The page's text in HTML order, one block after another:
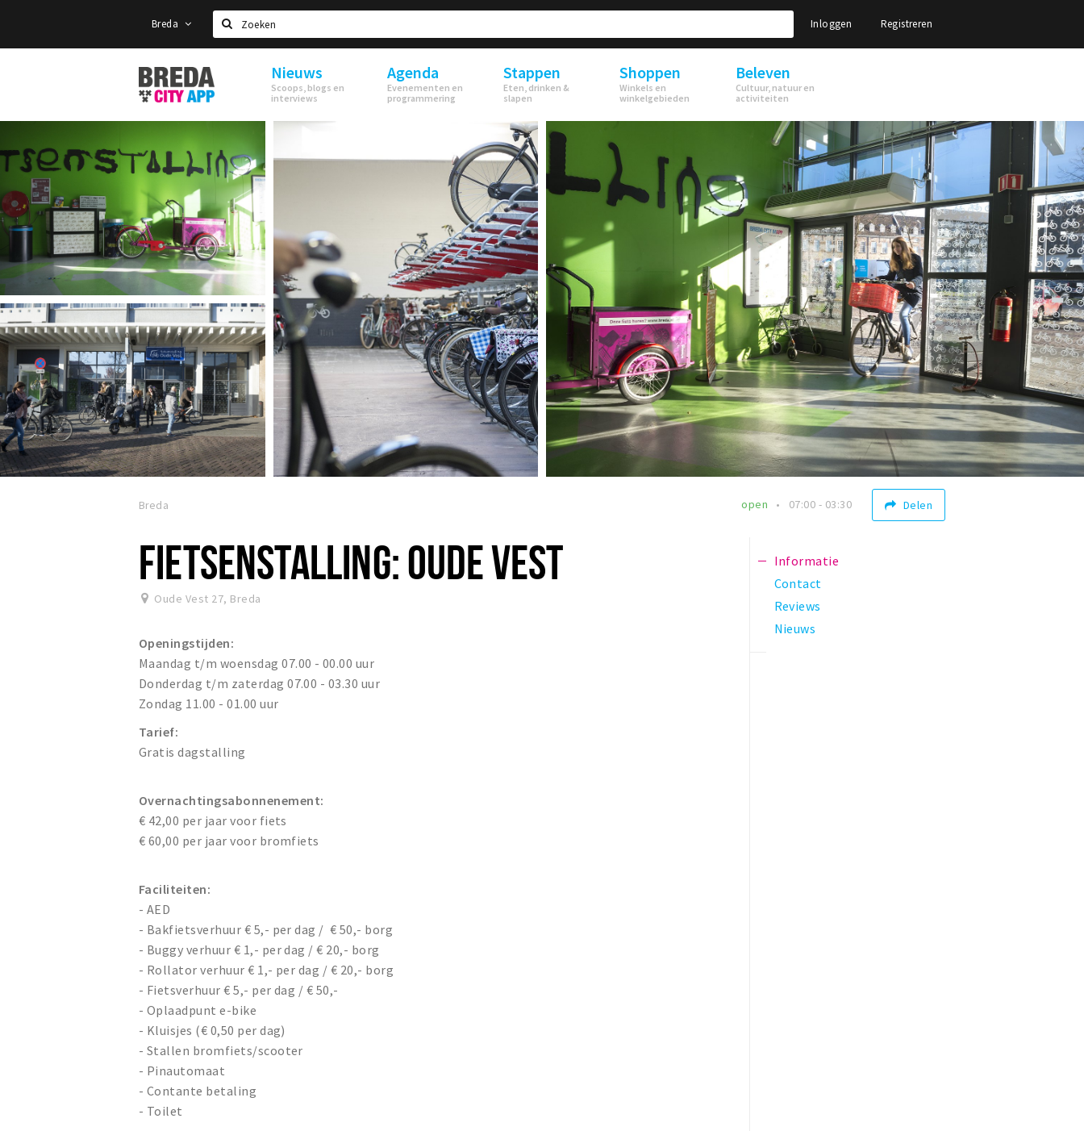
Breda
Zoeken
Inloggen Registreren
Stappen
&
Shoppen
Breda
Nieuws
Scoops, blogs en
interviews
Agenda
Evenementen en
programmering
Stappen
Eten, drinken &
slapen
Shoppen
Winkels en
winkelgebieden
Beleven
Cultuur, natuur en
activiteiten
Breda Delen
open 07:00 - 03:30
FIETSENSTALLING: OUDE VEST
Oude Vest 27, Breda
Openingstijden:
Maandag t/m woensdag 07.00 - 00.00 uur
Donderdag t/m zaterdag 07.00 - 03.30 uur
Zondag 11.00 - 01.00 uur
Tarief:
Gratis dagstalling
Overnachtingsabonnenement:
€ 42,00 per jaar voor fiets
€ 60,00 per jaar voor bromfiets
Faciliteiten:
- AED
- Bakfietsverhuur € 5,- per dag / € 50,- borg
- Buggy verhuur € 1,- per dag / € 20,- borg
- Rollator verhuur € 1,- per dag / € 20,- borg
- Fietsverhuur € 5,- per dag / € 50,-
- Oplaadpunt e-bike
- Kluisjes (€ 0,50 per dag)
- Stallen bromfiets/scooter
- Pinautomaat
- Contante betaling
- Toilet
Informatie
Contact
Reviews
Nieuws